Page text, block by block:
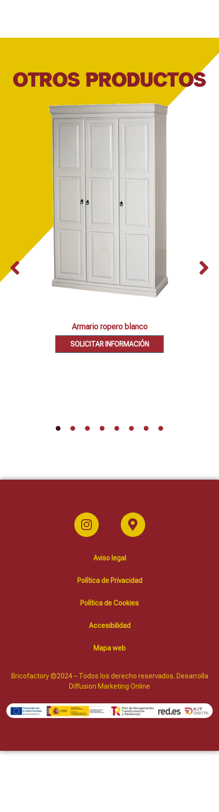
OTROS PRODUCTOS
Armario ropero blanco
SOLICITAR INFORMACIÓN
Aviso legal
Política de Privacidad
Política de Cookies
Accesibilidad
Mapa web
Bricofactory ©2024 – Todos los derecho reservados. Desarrolla
Diffusion Marketing Online